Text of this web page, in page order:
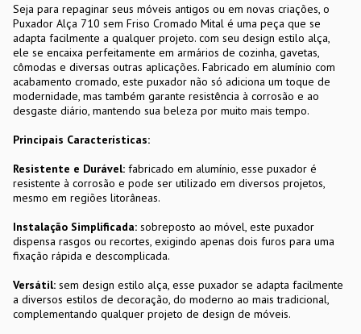
Seja para repaginar seus móveis antigos ou em novas criações, o
Puxador Alça 710 sem Friso Cromado Mital é uma peça que se
adapta facilmente a qualquer projeto. com seu design estilo alça,
ele se encaixa perfeitamente em armários de cozinha, gavetas,
cômodas e diversas outras aplicações. Fabricado em alumínio com
acabamento cromado, este puxador não só adiciona um toque de
modernidade, mas também garante resistência à corrosão e ao
desgaste diário, mantendo sua beleza por muito mais tempo.
Principais Características:
Resistente e Durável: fabricado em alumínio, esse puxador é
resistente à corrosão e pode ser utilizado em diversos projetos,
mesmo em regiões litorâneas.
Instalação Simplificada: sobreposto ao móvel, este puxador
dispensa rasgos ou recortes, exigindo apenas dois furos para uma
fixação rápida e descomplicada.
Versátil: sem design estilo alça, esse puxador se adapta facilmente
a diversos estilos de decoração, do moderno ao mais tradicional,
complementando qualquer projeto de design de móveis.